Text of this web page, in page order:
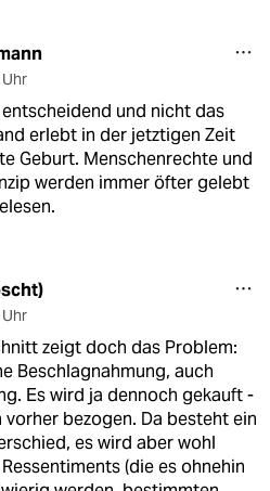
und nicht das
erlebt in der jetztigen Zeit
Geburt. Menschenrechte und
werden immer öfter gelebt
zeigt doch das Problem:
Beschlagnahmung, auch
Es wird ja dennoch gekauft -
vorher bezogen. Da besteht ein
es wird aber wohl
(die es ohnehin